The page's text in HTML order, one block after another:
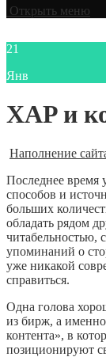
Открыть меню
21
Янв
XAP и
Наполнение
Последнее время
способов и
больших
обладать рядом
читабельностью,
упоминаний о
уже никакой
справиться.
Одна голова
из бирж, а именно
контента», в
позиционируют